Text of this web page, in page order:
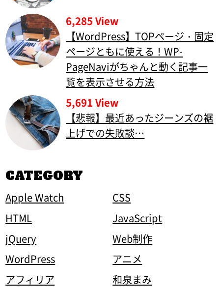
6,285 View
【WordPress】TOPページ・固定
ページともに使える！WP-
PageNaviがちゃんと動く記事一
覧を表示させる方法
5,691 View
【悲報】最近あったジーンズの裾
上げでの失敗談…
CATEGORY
Apple Watch
CSS
HTML
JavaScript
jQuery
Web制作
WordPress
アニメ
アフィリア
和泉まみ